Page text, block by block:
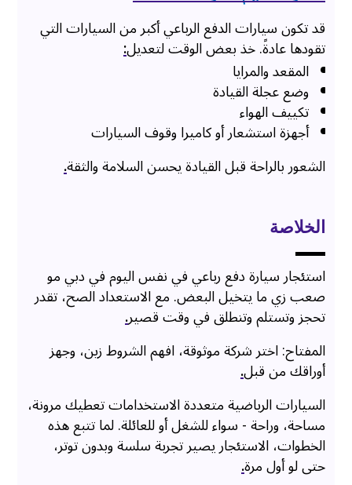
قد تكون سيارات الدفع الرباعي أكبر من السيارات التي
تقودها عادةً. خذ بعض الوقت لتعديل:
المقعد والمرايا
وضع عجلة القيادة
تكييف الهواء
أجهزة استشعار أو كاميرا وقوف السيارات
الشعور بالراحة قبل القيادة يحسن السلامة والثقة.
الخلاصة
استئجار سيارة دفع رباعي في نفس اليوم في دبي مو
صعب زي ما يتخيل البعض. مع الاستعداد الصح، تقدر
تحجز وتستلم وتنطلق في وقت قصير.
المفتاح: اختر شركة موثوقة، افهم الشروط زين، وجهز
أوراقك من قبل.
السيارات الرباضية متعددة الاستخدامات تعطيك مرونة،
مساحة، وراحة - سواء للشغل أو للعائلة. لما تتبع هذه
الخطوات، الاستئجار يصير تجربة سلسة وبدون توتر،
حتى لو أول مرة.